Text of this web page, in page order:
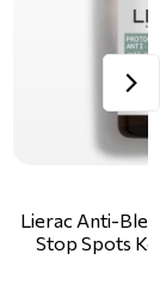
Lierac Anti-
Stop Spots